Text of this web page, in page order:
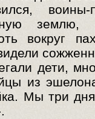
воины-
землю,
вокруг
дети,
из
Мы три